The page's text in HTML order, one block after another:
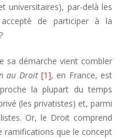
universitaires), par-delà les
de participer à la
sa démarche vient combler
au Droit [1], en France, est
la plupart du temps
(les privatistes) et, parmi
Or, le Droit comprend
ramifications que le concept